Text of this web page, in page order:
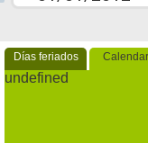
Días feriados
undefined